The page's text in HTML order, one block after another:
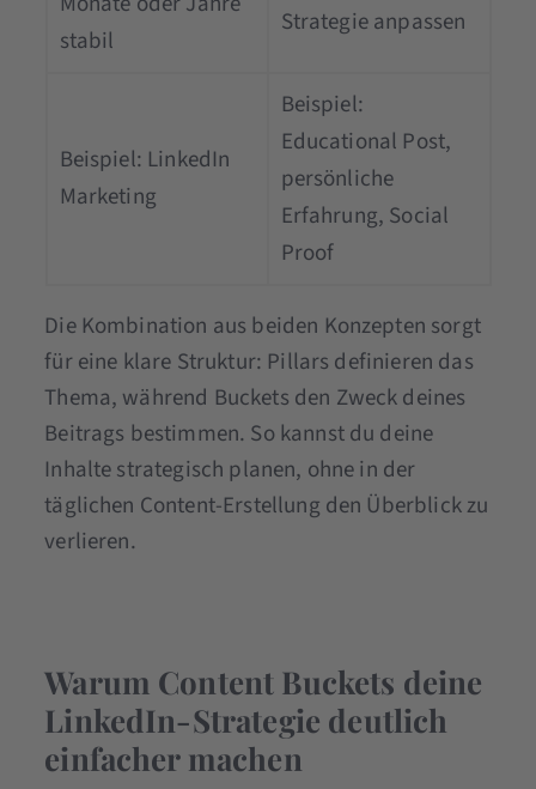
stabil
Strategie anpassen
Beispiel: LinkedIn
Marketing
Beispiel:
Educational Post,
persönliche
Erfahrung, Social
Proof
Die Kombination aus beiden Konzepten sorgt
für eine klare Struktur: Pillars definieren das
Thema, während Buckets den Zweck deines
Beitrags bestimmen. So kannst du deine
Inhalte strategisch planen, ohne in der
täglichen Content-Erstellung den Überblick zu
verlieren.
Warum Content Buckets deine
LinkedIn-Strategie deutlich
einfacher machen